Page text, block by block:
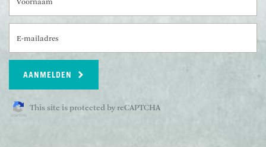
AANMELDEN
This site is protected by reCAPTCHA